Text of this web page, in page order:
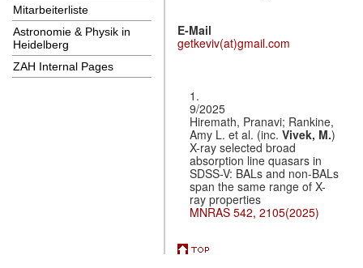
Mitarbeiterliste
Astronomie & Physik in
Heidelberg
ZAH Internal Pages
E-Mail
getkeviv(at)gmail.com
1.
9/2025
Hiremath, Pranavi; Rankine,
Amy L. et al. (inc. Vivek, M.)
X-ray selected broad
absorption line quasars in
SDSS-V: BALs and non-BALs
span the same range of X-
ray properties
MNRAS 542, 2105(2025)